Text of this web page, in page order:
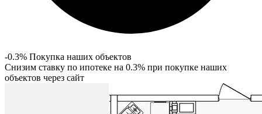
-0.3% Покупка наших объектов
Снизим ставку по ипотеке на 0.3% при покупке наших
объектов через сайт